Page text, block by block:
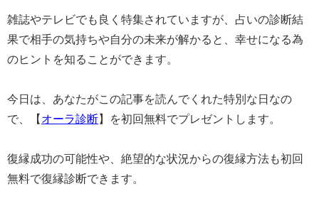
雑誌やテレビでも良く特集されていますが、占いの診断結
果で相手の気持ちや自分の未来が解かると、幸せになる為
のヒントを知ることができます。
今日は、あなたがこの記事を読んでくれた特別な日なの
で、【 オーラ診断】を初回無料でプレゼントします。
復縁成功の可能性や、絶望的な状況からの復縁方法も初回
無料で復縁診断できます。